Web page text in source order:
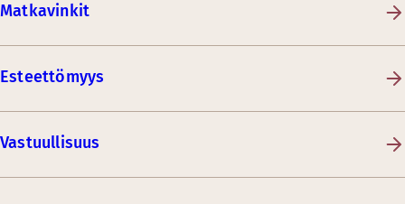
Matkavinkit
Esteettömyys
Vastuullisuus